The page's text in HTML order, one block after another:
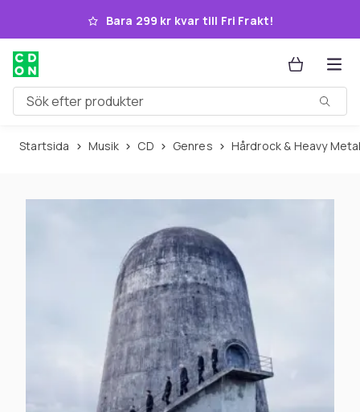
Hoppa till huvudinnehållet
Bara 299 kr kvar till Fri Frakt!
Sök efter produkter
Startsida Musik CD Genres Hårdrock & Heavy